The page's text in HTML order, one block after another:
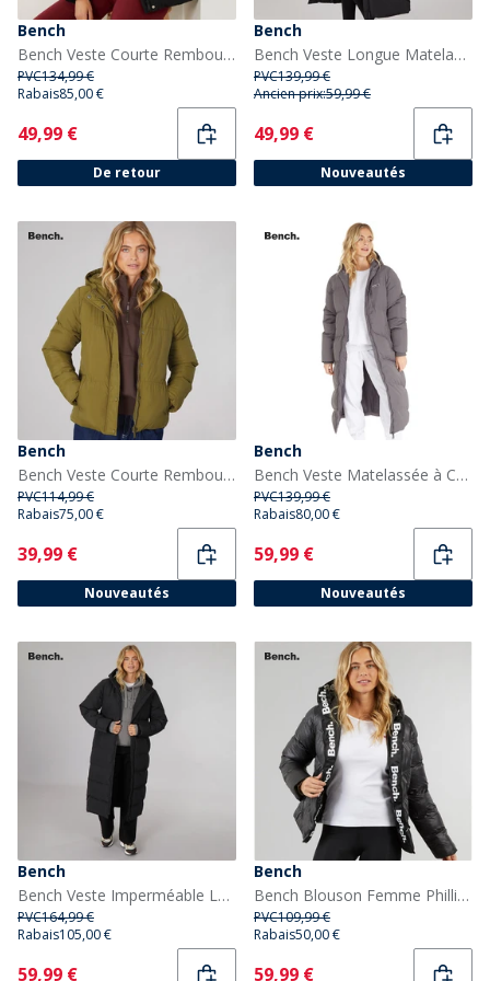
Bench
Bench Veste Courte Rembourrée Atha Femme Noir
PVC134,99 €
Rabais85,00 €
Current
49,99 €
De retour
Bench
Bench Veste Longue Matelassée à Capuche Eloraina Femme Noir
PVC139,99 €
Ancien prix:59,99 €
Current
49,99 €
Nouveautés
Bench
Bench Veste Courte Rembourrée Willah Femme Olive Foncé
PVC114,99 €
Rabais75,00 €
Current
39,99 €
Nouveautés
Bench
Bench Veste Matelassée à Capuche Longue Eloraina femme, anthracite
PVC139,99 €
Rabais80,00 €
Current
59,99 €
Nouveautés
Bench
Bench Veste Imperméable Longue Elli Femme Noir
PVC164,99 €
Rabais105,00 €
Current
59,99 €
Bench
Bench Blouson Femme Phillipa Puffer Noir
PVC109,99 €
Rabais50,00 €
Current
59,99 €